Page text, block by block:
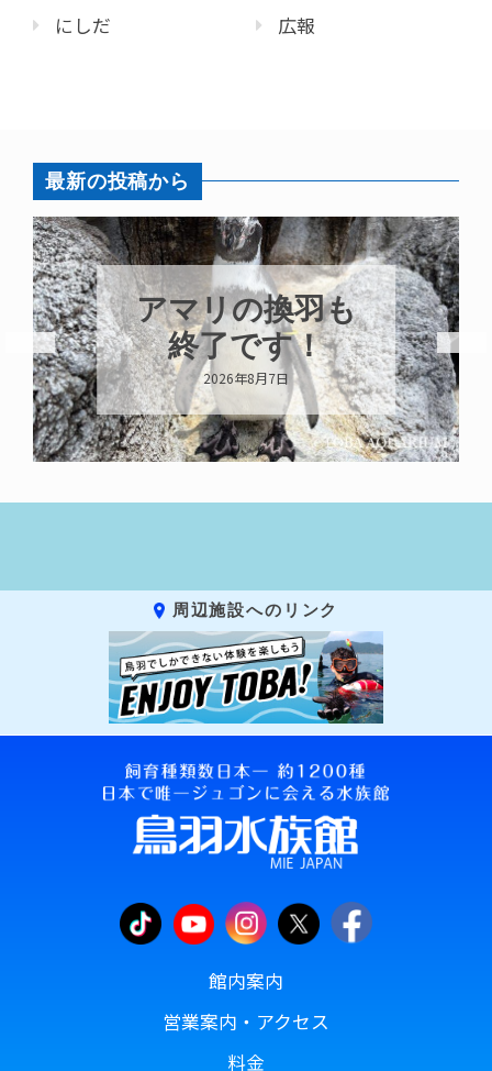
にしだ
広報
最新の投稿から
アマリの換羽も
終了です！
2026年8月7日
周辺施設へのリンク
館内案内
営業案内・アクセス
料金